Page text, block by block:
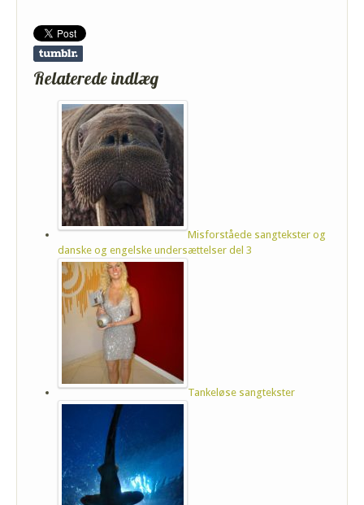
Relaterede indlæg
Misforståede sangtekster og
danske og engelske undersættelser del 3
Tankeløse sangtekster